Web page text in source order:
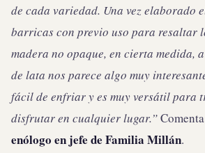
de cada variedad. Una vez elaborado
barricas con previo uso para resaltar
madera no opaque, en cierta medida,
de lata nos parece algo muy
fácil de enfriar y es muy versátil para
disfrutar en cualquier lugar.”Comenta
enólogo en jefe de Familia Millán.